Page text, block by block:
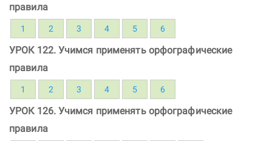
правила
1 2 3 4 5 6
УРОК 122. Учимся применять орфографические
правила
1 2 3 4 5 6
УРОК 126. Учимся применять орфографические
правила